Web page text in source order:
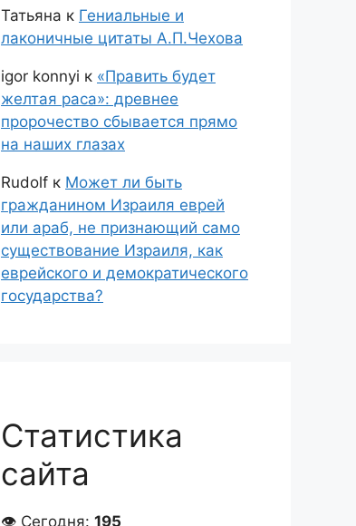
Татьяна к Гениальные и
лаконичные цитаты А.П.Чехова
igor konnyi к «Править будет
желтая раса»: древнее
пророчество сбывается прямо
на наших глазах
Rudolf к Может ли быть
гражданином Израиля еврей
или араб, не признающий само
существование Израиля, как
еврейского и демократического
государства?
Статистика
сайта
👁 Сегодня: 195